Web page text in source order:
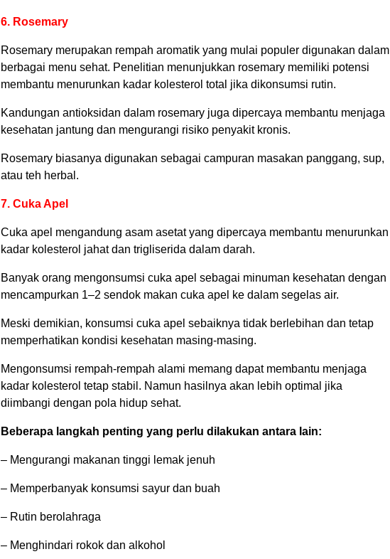
6. Rosemary
Rosemary merupakan rempah aromatik yang mulai populer digunakan dalam
berbagai menu sehat. Penelitian menunjukkan rosemary memiliki potensi
membantu menurunkan kadar kolesterol total jika dikonsumsi rutin.
Kandungan antioksidan dalam rosemary juga dipercaya membantu menjaga
kesehatan jantung dan mengurangi risiko penyakit kronis.
Rosemary biasanya digunakan sebagai campuran masakan panggang, sup,
atau teh herbal.
7. Cuka Apel
Cuka apel mengandung asam asetat yang dipercaya membantu menurunkan
kadar kolesterol jahat dan trigliserida dalam darah.
Banyak orang mengonsumsi cuka apel sebagai minuman kesehatan dengan
mencampurkan 1–2 sendok makan cuka apel ke dalam segelas air.
Meski demikian, konsumsi cuka apel sebaiknya tidak berlebihan dan tetap
memperhatikan kondisi kesehatan masing-masing.
Mengonsumsi rempah-rempah alami memang dapat membantu menjaga
kadar kolesterol tetap stabil. Namun hasilnya akan lebih optimal jika
diimbangi dengan pola hidup sehat.
Beberapa langkah penting yang perlu dilakukan antara lain:
– Mengurangi makanan tinggi lemak jenuh
– Memperbanyak konsumsi sayur dan buah
– Rutin berolahraga
– Menghindari rokok dan alkohol